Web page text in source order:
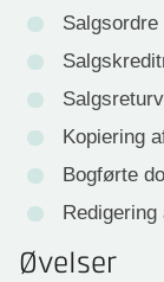
Salgsordre
Kopiering
Bogførte
Øvelser